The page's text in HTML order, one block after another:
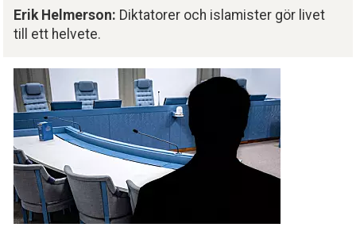
Erik Helmerson: Diktatorer och islamister gör livet
till ett helvete.